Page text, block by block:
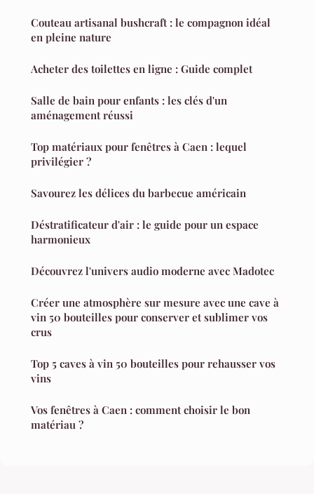
Couteau artisanal bushcraft : le compagnon idéal
en pleine nature
Acheter des toilettes en ligne : Guide complet
Salle de bain pour enfants : les clés d'un
aménagement réussi
Top matériaux pour fenêtres à Caen : lequel
privilégier ?
Savourez les délices du barbecue américain
Déstratificateur d'air : le guide pour un espace
harmonieux
Découvrez l'univers audio moderne avec Madotec
Créer une atmosphère sur mesure avec une cave à
vin 50 bouteilles pour conserver et sublimer vos
crus
Top 5 caves à vin 50 bouteilles pour rehausser vos
vins
Vos fenêtres à Caen : comment choisir le bon
matériau ?